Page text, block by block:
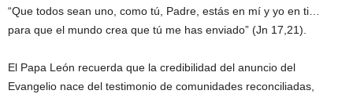
“Que todos sean uno, como tú, Padre, estás en mí y yo en ti…
para que el mundo crea que tú me has enviado” (Jn 17,21).
El Papa León recuerda que la credibilidad del anuncio del
Evangelio nace del testimonio de comunidades reconciliadas,